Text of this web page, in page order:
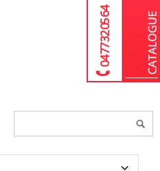
04 77 32 05 64